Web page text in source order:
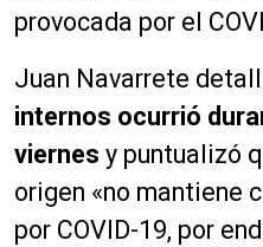
provocada por el
Juan Navarrete
internos ocurrió
viernes y puntualizó
origen «no mantiene
por COVID-19, por